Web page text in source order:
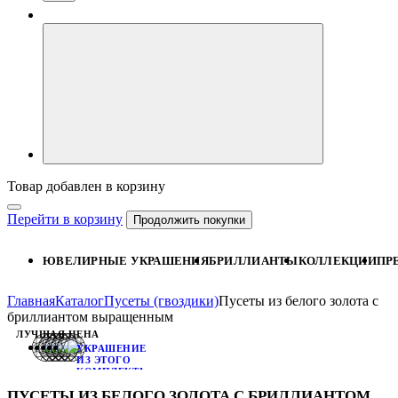
Товар добавлен в корзину
Перейти в корзину Продолжить покупки
ЮВЕЛИРНЫЕ УКРАШЕНИЯБРИЛЛИАНТЫКОЛЛЕКЦИИ
ГлавнаяКаталогПусеты (гвоздики)Пусеты из белого золота с
бриллиантом выращенным
ЛУЧШАЯ ЦЕНА
УКРАШЕНИЕ
ИЗ ЭТОГО
КОМПЛЕКТА: